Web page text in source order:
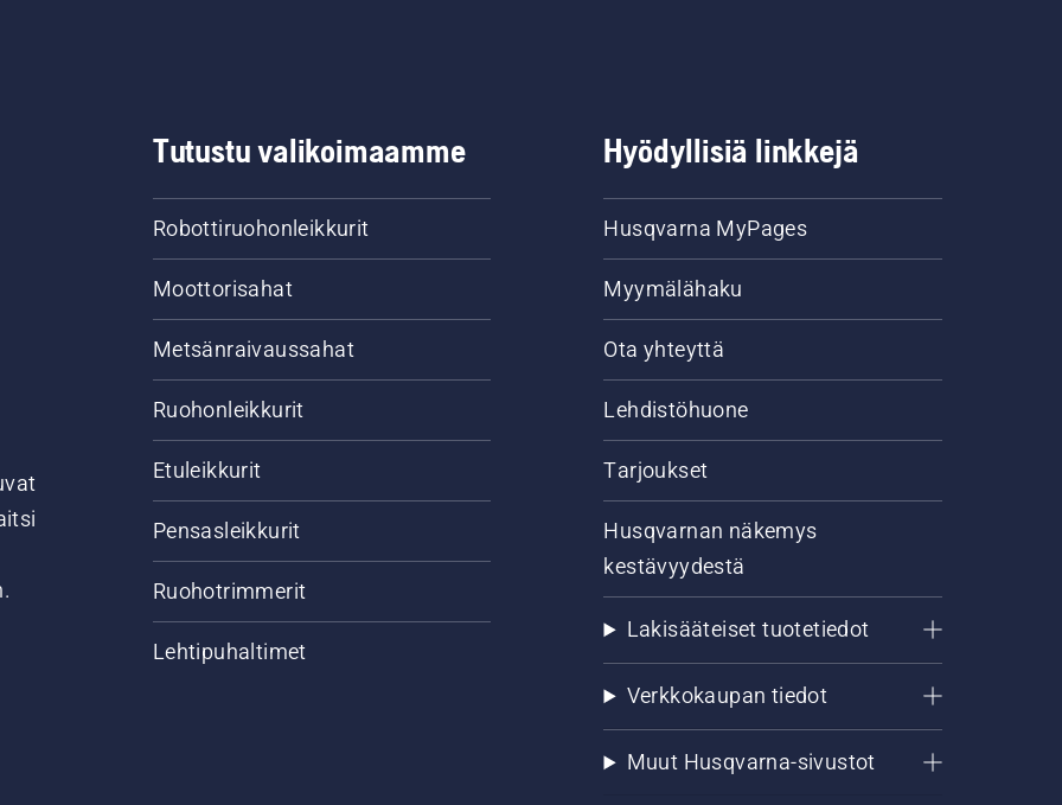
Tutustu valikoimaamme
Robottiruohonleikkurit
Moottorisahat
Metsänraivaussahat
Ruohonleikkurit
Etuleikkurit
Pensasleikkurit
Ruohotrimmerit
Lehtipuhaltimet
Hyödyllisiä linkkejä
Husqvarna MyPages
Myymälähaku
Ota yhteyttä
Lehdistöhuone
Tarjoukset
Husqvarnan näkemys
kestävyydestä
Lakisääteiset tuotetiedot
Verkkokaupan tiedot
Muut Husqvarna-sivustot